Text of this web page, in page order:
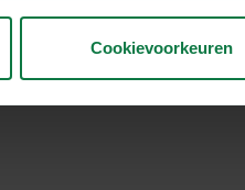
Cookievoorkeuren
MyParcel uitprinten?